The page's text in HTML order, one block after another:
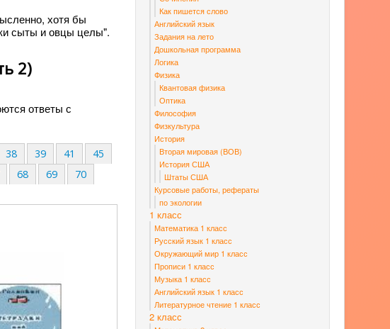
хотя бы
сыты и овцы целы".
2)
ответы с
38 39 41
45
68 69
70
Как пишется слово
Английский язык
Задания на лето
Дошкольная программа
Логика
Физика
Квантовая физика
Оптика
Философия
Физкультура
История
Вторая мировая (ВОВ)
История США
Штаты США
Курсовые работы, рефераты
по экологии
1 класс
Математика 1 класс
Русский язык 1 класс
Окружающий мир 1 класс
Прописи 1 класс
Музыка 1 класс
Английский язык 1 класс
Литературное чтение 1 класс
2 класс